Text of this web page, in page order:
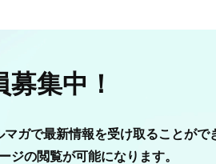
募集中！
ガで最新情報を受け取ることがで
ジの閲覧が可能になります。